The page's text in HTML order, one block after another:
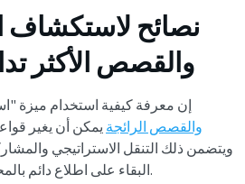
والقصص الأكثر
إن معرفة كيفية استخدام ميزة
والقصص الرائجة يمكن أن يغير
ويتضمن ذلك التنقل الاستراتيجي
البقاء على اطلاع دائم بالمحتوى الجديد على التطبيق.